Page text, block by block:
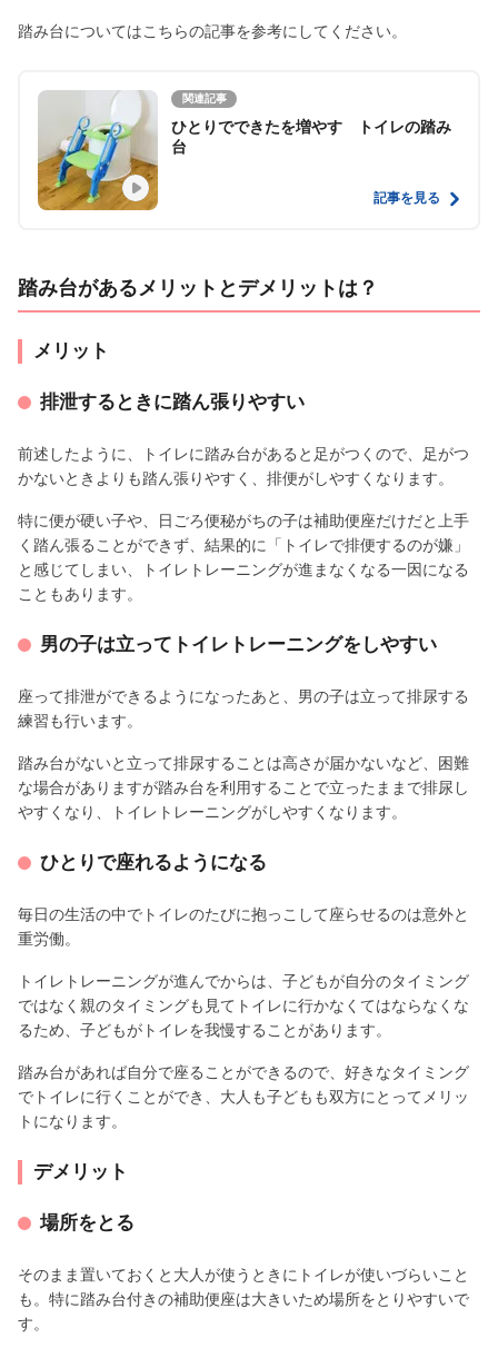
踏み台についてはこちらの記事を参考にしてください。
関連記事
ひとりでできたを増やす トイレの踏み
台
記事を見る
踏み台があるメリットとデメリットは？
メリット
排泄するときに踏ん張りやすい
前述したように、トイレに踏み台があると足がつくので、足がつ
かないときよりも踏ん張りやすく、排便がしやすくなります。
特に便が硬い子や、日ごろ便秘がちの子は補助便座だけだと上手
く踏ん張ることができず、結果的に「トイレで排便するのが嫌」
と感じてしまい、トイレトレーニングが進まなくなる一因になる
こともあります。
男の子は立ってトイレトレーニングをしやすい
座って排泄ができるようになったあと、男の子は立って排尿する
練習も行います。
踏み台がないと立って排尿することは高さが届かないなど、困難
な場合がありますが踏み台を利用することで立ったままで排尿し
やすくなり、トイレトレーニングがしやすくなります。
ひとりで座れるようになる
毎日の生活の中でトイレのたびに抱っこして座らせるのは意外と
重労働。
トイレトレーニングが進んでからは、子どもが自分のタイミング
ではなく親のタイミングも見てトイレに行かなくてはならなくな
るため、子どもがトイレを我慢することがあります。
踏み台があれば自分で座ることができるので、好きなタイミング
でトイレに行くことができ、大人も子どもも双方にとってメリッ
トになります。
デメリット
場所をとる
そのまま置いておくと大人が使うときにトイレが使いづらいこと
も。特に踏み台付きの補助便座は大きいため場所をとりやすいで
す。